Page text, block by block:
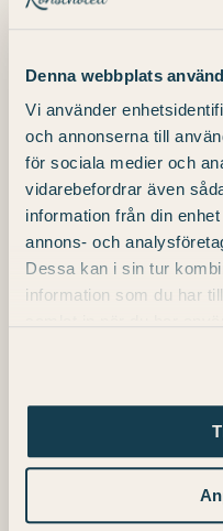
Denna webbplats
Vi använder
och annonserna till
för sociala medier och
vidarebefordrar även
information från din
annons- och
Dessa kan i sin tur
information som du har
inspirierten
Drei-Gänge-
Restaurant,
Checken Sie in Ihr
das von Zorn
erholsamen Nacht
genießen ein
bevor es Zeit ist,